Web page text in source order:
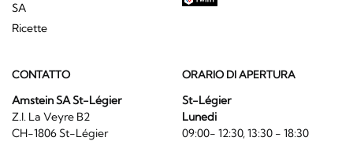
SA
Ricette
CONTATTO
Amstein SA St-Légier
Z.I. La Veyre B2
CH-1806 St-Légier
ORARIO DI APERTURA
St-Légier
Lunedi
09:00- 12:30, 13:30 - 18:30